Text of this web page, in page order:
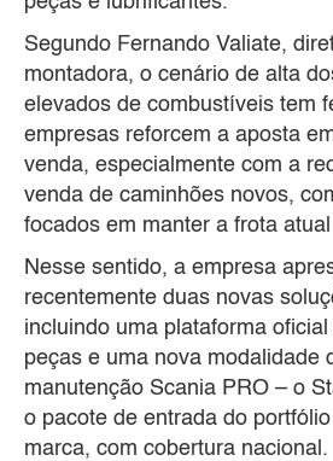
Segundo Fernando Valiate,
montadora, o cenário de alta
elevados de combustíveis tem
empresas reforcem a aposta
venda, especialmente com a
venda de caminhões novos,
focados em manter a frota
Nesse sentido, a empresa
recentemente duas novas
incluindo uma plataforma
peças e uma nova modalidade
manutenção Scania PRO – o
o pacote de entrada do
marca, com cobertura nacional.